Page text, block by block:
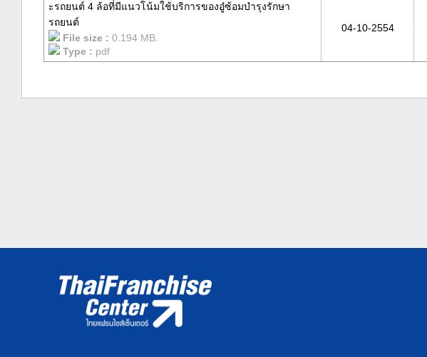
ะรถยนต์ 4 ล้อที่มีแนวโน้มใช้บริการของอู๋ซ้อมบํารุงรักษา
รถยนต์
File size : 0.194 MB.
Type : pdf
04-10-2554